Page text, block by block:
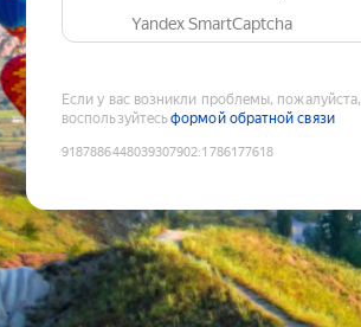
Yandex SmartCaptcha
Если у вас возникли проблемы, пожалуйста,
воспользуйтесьформой обратной связи
9187886448039307902:1786177618